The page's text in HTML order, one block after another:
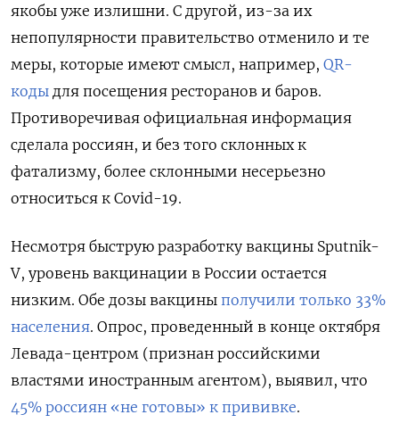
якобы уже излишни. С другой, из-за их
непопулярности правительство отменило и те
меры, которые имеют смысл, например, QR-
коды для посещения ресторанов и баров.
Противоречивая официальная информация
сделала россиян, и без того склонных к
фатализму, более склонными несерьезно
относиться к Covid-19.
Несмотря быструю разработку вакцины Sputnik-
V, уровень вакцинации в России остается
низким. Обе дозы вакцины получили только 33%
населения. Опрос, проведенный в конце октября
Левада-центром (признан российскими
властями иностранным агентом), выявил, что
45% россиян «не готовы» к прививке.